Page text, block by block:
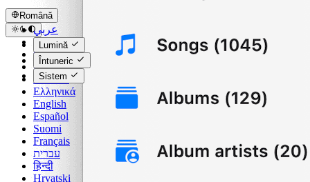
Română
عربي
Català
Čeština
Dansk
Deutsch
Ελληνικά
English
Español
Suomi
Français
עברית
हिन्दी
Hrvatski
Lumină
Întuneric
Sistem